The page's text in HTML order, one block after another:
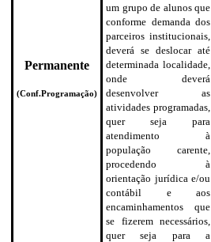
Permanente
(Conf.Programação)
um grupo de alunos que
conforme demanda dos
parceiros institucionais,
deverá se deslocar até
determinada localidade,
onde deverá
desenvolver as
atividades programadas,
quer seja para
atendimento à
população carente,
procedendo à
orientação jurídica e/ou
contábil e aos
encaminhamentos que
se fizerem necessários,
quer seja para a